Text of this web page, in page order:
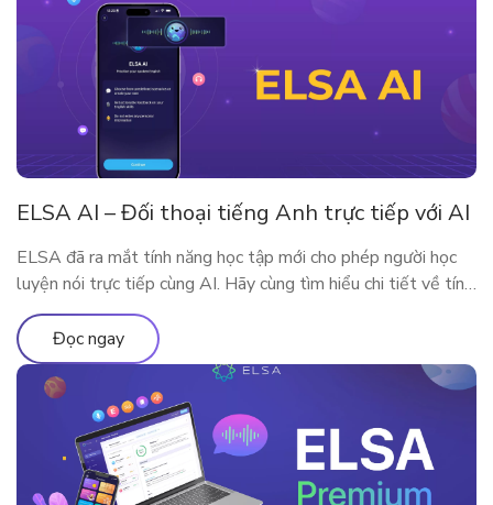
ELSA AI – Đối thoại tiếng Anh trực tiếp với AI
ELSA đã ra mắt tính năng học tập mới cho phép người học
luyện nói trực tiếp cùng AI. Hãy cùng tìm hiểu chi tiết về tính
năng qua bài viết
Đọc ngay